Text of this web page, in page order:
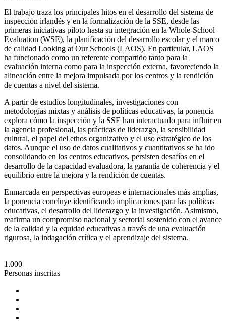
El trabajo traza los principales hitos en el desarrollo del sistema de
inspección irlandés y en la formalización de la SSE, desde las
primeras iniciativas piloto hasta su integración en la Whole-School
Evaluation (WSE), la planificación del desarrollo escolar y el marco
de calidad Looking at Our Schools (LAOS). En particular, LAOS
ha funcionado como un referente compartido tanto para la
evaluación interna como para la inspección externa, favoreciendo la
alineación entre la mejora impulsada por los centros y la rendición
de cuentas a nivel del sistema.
A partir de estudios longitudinales, investigaciones con
metodologías mixtas y análisis de políticas educativas, la ponencia
explora cómo la inspección y la SSE han interactuado para influir en
la agencia profesional, las prácticas de liderazgo, la sensibilidad
cultural, el papel del ethos organizativo y el uso estratégico de los
datos. Aunque el uso de datos cualitativos y cuantitativos se ha ido
consolidando en los centros educativos, persisten desafíos en el
desarrollo de la capacidad evaluadora, la garantía de coherencia y el
equilibrio entre la mejora y la rendición de cuentas.
Enmarcada en perspectivas europeas e internacionales más amplias,
la ponencia concluye identificando implicaciones para las políticas
educativas, el desarrollo del liderazgo y la investigación. Asimismo,
reafirma un compromiso nacional y sectorial sostenido con el avance
de la calidad y la equidad educativas a través de una evaluación
rigurosa, la indagación crítica y el aprendizaje del sistema.
1.000
Personas inscritas